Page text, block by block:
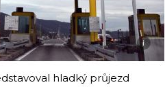
i
hladký průjezd